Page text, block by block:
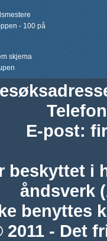
- 100 på
skjema
Telefon
E-post:
beskyttet i
åndsverk
benyttes
2011 - Det